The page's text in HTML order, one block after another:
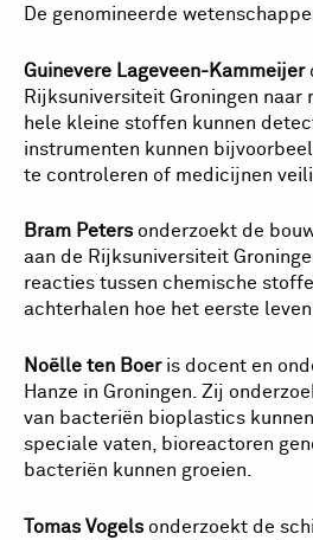
De genomineerde
Guinevere Lageveen-Kammeijer
Rijksuniversiteit Groningen naar
hele kleine stoffen kunnen
instrumenten kunnen
te controleren of medicijnen
Bram Peters onderzoekt de
aan de Rijksuniversiteit
reacties tussen chemische
achterhalen hoe het eerste
Noëlle ten Boeris docent en
Hanze in Groningen. Zij
van bacteriën bioplastics
speciale vaten, bioreactoren
bacteriën kunnen groeien.
Tomas Vogels onderzoekt de